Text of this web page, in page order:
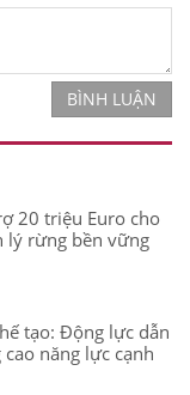
BÌNH LUẬN
20 triệu Euro cho
lý rừng bền vững
tạo: Động lực dẫn
năng lực cạnh